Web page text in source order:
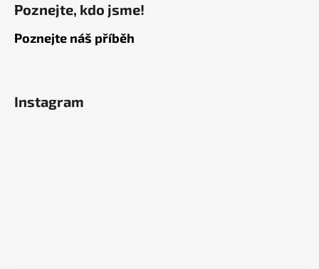
Poznejte, kdo jsme!
Poznejte náš příběh
Instagram